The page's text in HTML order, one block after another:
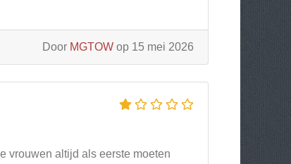
Door MGTOW op 15 mei 2026
vrouwen altijd als eerste moeten